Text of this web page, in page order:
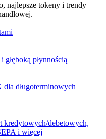
handlowe itp.
najlepsze tokeny i trendy
płynnością
długoterminowych
debetowych,
i więcej